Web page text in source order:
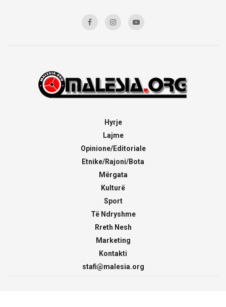
Hyrje
Lajme
Opinione/Editoriale
Etnike/Rajoni/Bota
Mërgata
Kulturë
Sport
Të Ndryshme
Rreth Nesh
Marketing
Kontakti
stafi@malesia.org